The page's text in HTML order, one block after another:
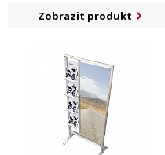
Zobrazit produkt